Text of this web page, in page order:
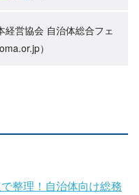
経営協会 自治体総合フェ
）
整理！自治体向け総務